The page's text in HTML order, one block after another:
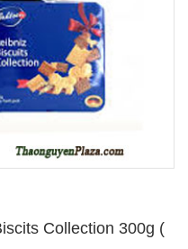
Collection 300g (